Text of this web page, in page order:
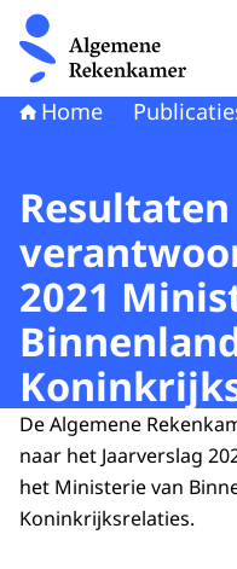
Naar de homepage
Home
Resultaten
2021
De Algemene
naar het Jaarverslag
het Ministerie van
Koninkrijksrelaties.